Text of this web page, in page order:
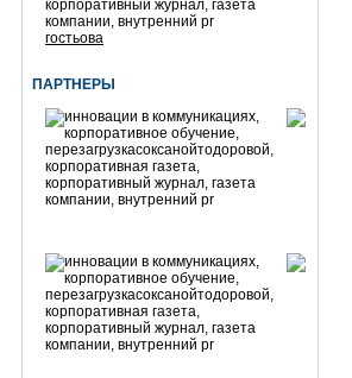
гостьова
ПАРТНЕРЫ